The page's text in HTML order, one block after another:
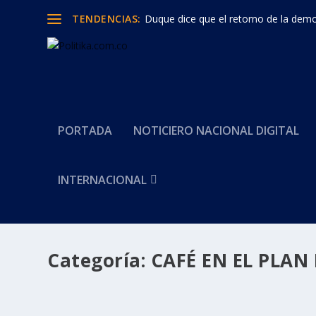
TENDENCIAS: Duque dice que el retorno de la
PORTADA NOTICIERO NACIONAL DIGITAL
INTERNACIONAL
Categoría: CAFÉ EN EL